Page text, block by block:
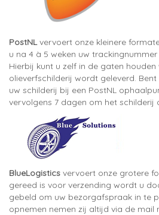
PostNLvervoert onze kleinere
u na 4 à 5 weken uw
Hierbij kunt u zelf in de gaten houden
olieverfschilderij wordt geleverd.
uw schilderij bij een PostNL
vervolgens 7 dagen om het schilderij
BlueLogistics vervoert onze grotere
gereed is voor verzending wordt u
gebeld om uw bezorgafspraak in te
opnemen nemen zij altijd via de